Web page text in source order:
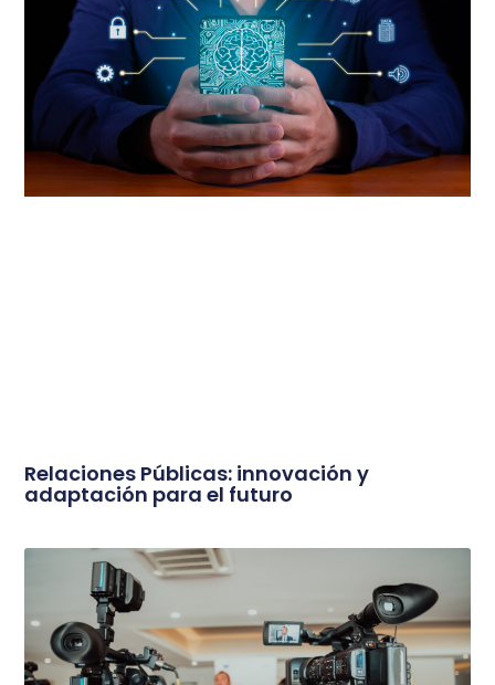
Relaciones Públicas: innovación y
adaptación para el futuro